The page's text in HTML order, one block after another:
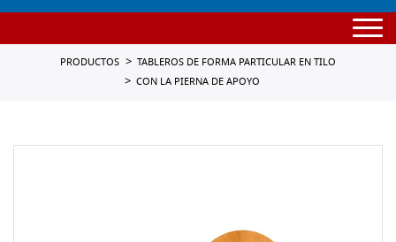
PRODUCTOS
TABLEROS DE FORMA PARTICULAR EN TILO
CON LA PIERNA DE APOYO